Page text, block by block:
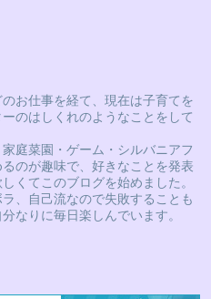
お仕事を経て、現在は子育てを
のはしくれのようなことをして
庭菜園・ゲーム・シルバニアフ
るのが趣味で、好きなことを発表
くてこのブログを始めました。
、自己流なので失敗することも
なりに毎日楽しんでいます。